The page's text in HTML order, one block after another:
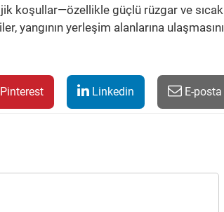
koşullar—özellikle güçlü rüzgar ve sıcak
yangının yerleşim alanlarına ulaşmasını
Pinterest Linkedin E-posta